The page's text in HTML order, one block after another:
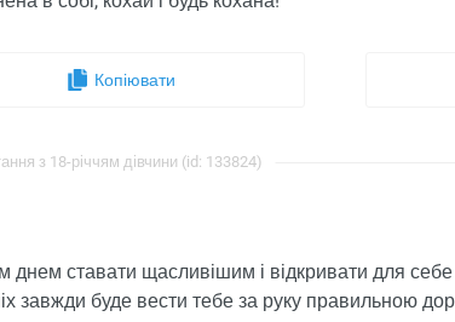
Копіювати
з 18-річчям дівчини (id: 133824)
днем ​​ставати щасливішим і відкривати для
завжди буде вести тебе за руку правильною